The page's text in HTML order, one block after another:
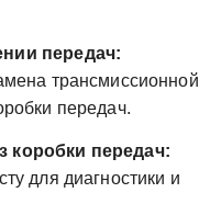
передач:
трансмиссионной
передач.
коробки передач:
для диагностики и